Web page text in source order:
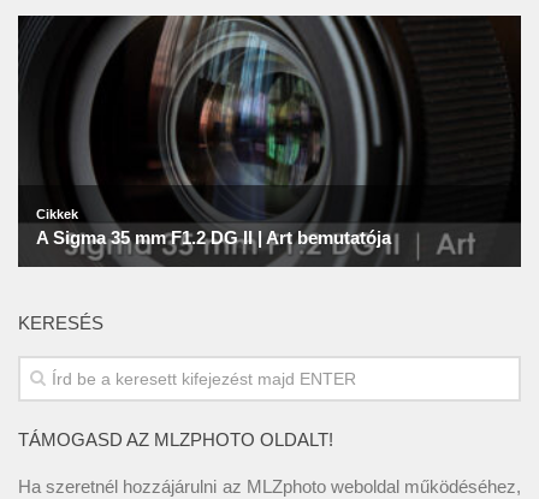
KERESÉS
TÁMOGASD AZ MLZPHOTO OLDALT!
Ha szeretnél hozzájárulni az MLZphoto weboldal működéséhez,